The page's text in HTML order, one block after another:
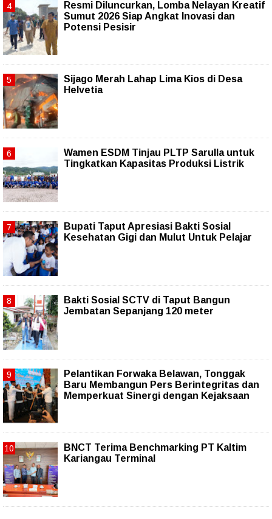
Resmi Diluncurkan, Lomba Nelayan Kreatif
Sumut 2026 Siap Angkat Inovasi dan
Potensi Pesisir
Sijago Merah Lahap Lima Kios di Desa
Helvetia
Wamen ESDM Tinjau PLTP Sarulla untuk
Tingkatkan Kapasitas Produksi Listrik
Bupati Taput Apresiasi Bakti Sosial
Kesehatan Gigi dan Mulut Untuk Pelajar
Bakti Sosial SCTV di Taput Bangun
Jembatan Sepanjang 120 meter
Pelantikan Forwaka Belawan, Tonggak
Baru Membangun Pers Berintegritas dan
Memperkuat Sinergi dengan Kejaksaan
BNCT Terima Benchmarking PT Kaltim
Kariangau Terminal